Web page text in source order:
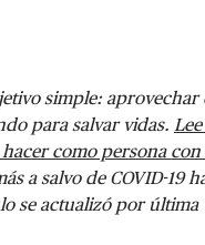
simple: aprovechar
para salvar vidas.
como persona con
a salvo de COVID-19
se actualizó por última